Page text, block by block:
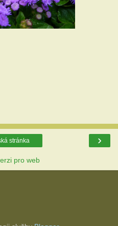
›
stránka
pro web